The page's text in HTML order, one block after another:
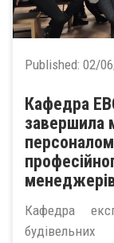
Published: 02/
Кафедра
завершила
Кафедра